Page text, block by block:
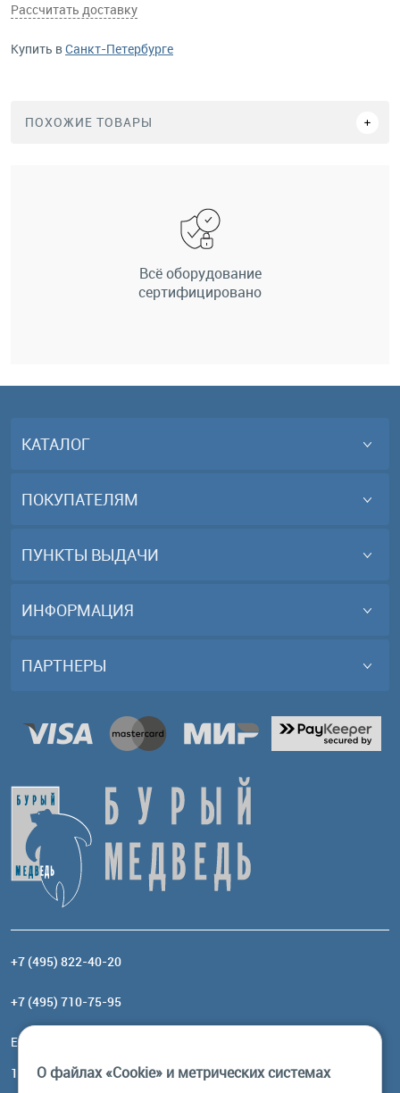
Рассчитать доставку
Купить вСанкт-Петербурге
ПОХОЖИЕ ТОВАРЫ
Всё оборудование
сертифицировано
КАТАЛОГ
ПОКУПАТЕЛЯМ
ПУНКТЫ ВЫДАЧИ
ИНФОРМАЦИЯ
ПАРТНЕРЫ
+7 (495) 822-40-20
+7 (495) 710-75-95
Email:
117485, Москва, ул. Профсоюзная, 84/32, корп 1
О файлах «Cookie» и метрических системах